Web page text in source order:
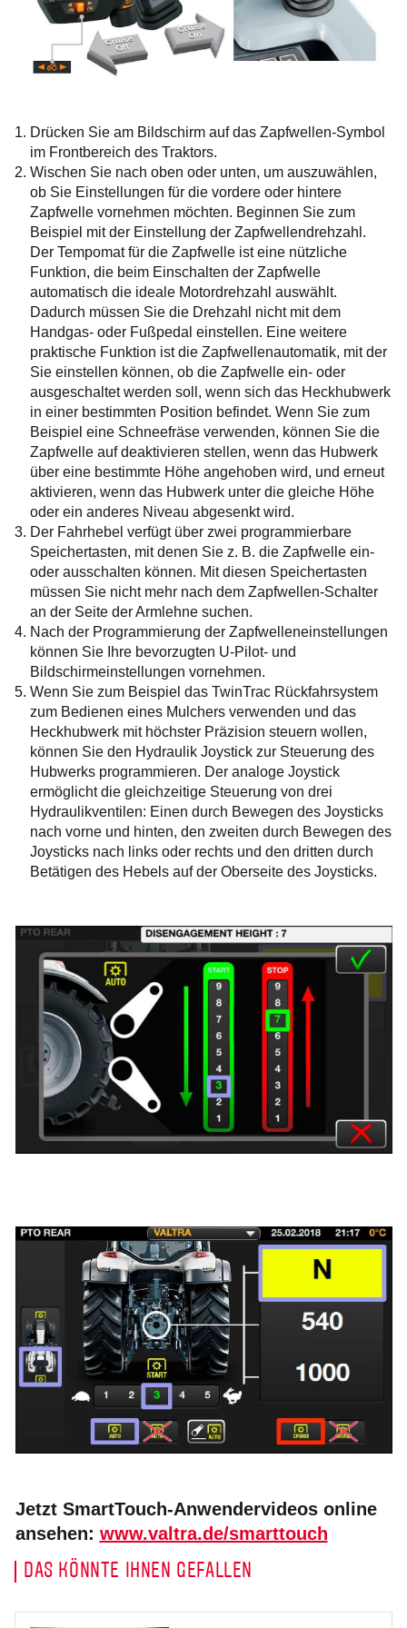
Drücken Sie am Bildschirm auf das Zapfwellen-Symbol
im Frontbereich des Traktors.
Wischen Sie nach oben oder unten, um auszuwählen,
ob Sie Einstellungen für die vordere oder hintere
Zapfwelle vornehmen möchten. Beginnen Sie zum
Beispiel mit der Einstellung der Zapfwellendrehzahl.
Der Tempomat für die Zapfwelle ist eine nützliche
Funktion, die beim Einschalten der Zapfwelle
automatisch die ideale Motordrehzahl auswählt.
Dadurch müssen Sie die Drehzahl nicht mit dem
Handgas- oder Fußpedal einstellen. Eine weitere
praktische Funktion ist die Zapfwellenautomatik, mit der
Sie einstellen können, ob die Zapfwelle ein- oder
ausgeschaltet werden soll, wenn sich das Heckhubwerk
in einer bestimmten Position befindet. Wenn Sie zum
Beispiel eine Schneefräse verwenden, können Sie die
Zapfwelle auf deaktivieren stellen, wenn das Hubwerk
über eine bestimmte Höhe angehoben wird, und erneut
aktivieren, wenn das Hubwerk unter die gleiche Höhe
oder ein anderes Niveau abgesenkt wird.
Der Fahrhebel verfügt über zwei programmierbare
Speichertasten, mit denen Sie z. B. die Zapfwelle ein-
oder ausschalten können. Mit diesen Speichertasten
müssen Sie nicht mehr nach dem Zapfwellen-Schalter
an der Seite der Armlehne suchen.
Nach der Programmierung der Zapfwelleneinstellungen
können Sie Ihre bevorzugten U-Pilot- und
Bildschirmeinstellungen vornehmen.
Wenn Sie zum Beispiel das TwinTrac Rückfahrsystem
zum Bedienen eines Mulchers verwenden und das
Heckhubwerk mit höchster Präzision steuern wollen,
können Sie den Hydraulik Joystick zur Steuerung des
Hubwerks programmieren. Der analoge Joystick
ermöglicht die gleichzeitige Steuerung von drei
Hydraulikventilen: Einen durch Bewegen des Joysticks
nach vorne und hinten, den zweiten durch Bewegen des
Joysticks nach links oder rechts und den dritten durch
Betätigen des Hebels auf der Oberseite des Joysticks.
Jetzt SmartTouch-Anwendervideos online
ansehen: www.valtra.de/smarttouch
DAS KÖNNTE IHNEN GEFALLEN